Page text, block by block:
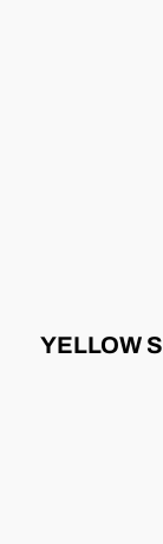
YELLOW